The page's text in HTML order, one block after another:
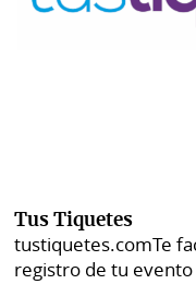
Tus Tiquetes
tustiquetes.comTe
registro de tu